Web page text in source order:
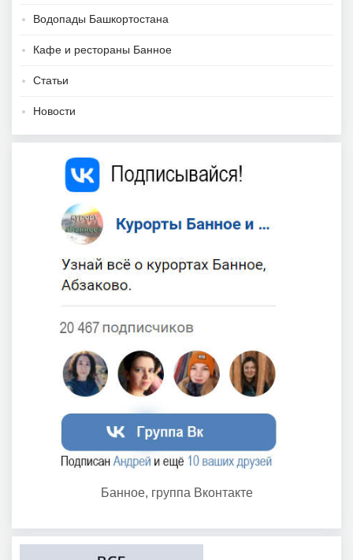
Водопады Башкортостана
Кафе и рестораны Банное
Статьи
Новости
Банное, группа Вконтакте